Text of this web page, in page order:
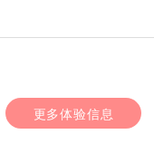
更多体验信息